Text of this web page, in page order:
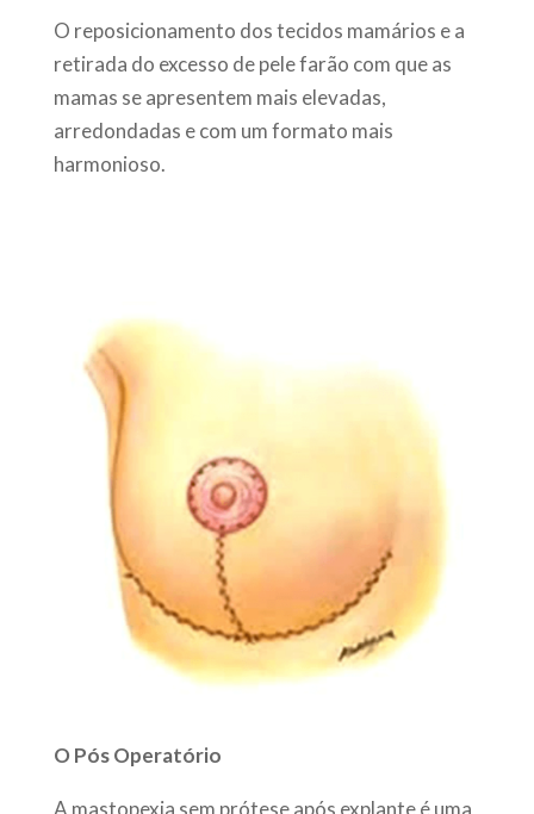
O reposicionamento dos tecidos mamários e a
retirada do excesso de pele farão com que as
mamas se apresentem mais elevadas,
arredondadas e com um formato mais
harmonioso.
O Pós Operatório
A mastopexia sem prótese após explante é uma